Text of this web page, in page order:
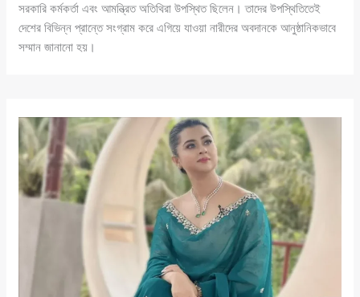
সরকারি কর্মকর্তা এবং আমন্ত্রিত অতিথিরা উপস্থিত ছিলেন। তাদের উপস্থিতিতেই
দেশের বিভিন্ন প্রান্তে সংগ্রাম করে এগিয়ে যাওয়া নারীদের অবদানকে আনুষ্ঠানিকভাবে
সম্মান জানানো হয়।